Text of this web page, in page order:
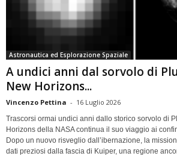
Astronautica ed Esplorazione Spaziale
A undici anni dal sorvolo di
New Horizons...
Vincenzo Pettina - 16 Luglio 2026
Trascorsi ormai undici anni dallo storico sorvolo di
Horizons della NASA continua il suo viaggio ai
Dopo un nuovo risveglio dall’ibernazione, la
dati preziosi dalla fascia di Kuiper, una regione